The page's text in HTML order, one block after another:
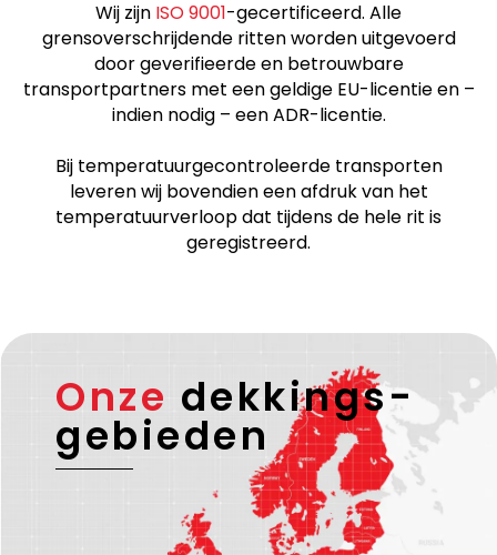
Wij zijn ISO 9001-gecertificeerd. Alle
grensoverschrijdende ritten worden uitgevoerd
door geverifieerde en betrouwbare
transportpartners met een geldige EU-licentie en –
indien nodig – een ADR-licentie.
Bij temperatuurgecontroleerde transporten
leveren wij bovendien een afdruk van het
temperatuurverloop dat tijdens de hele rit is
geregistreerd.
Onze dekkings-
gebieden